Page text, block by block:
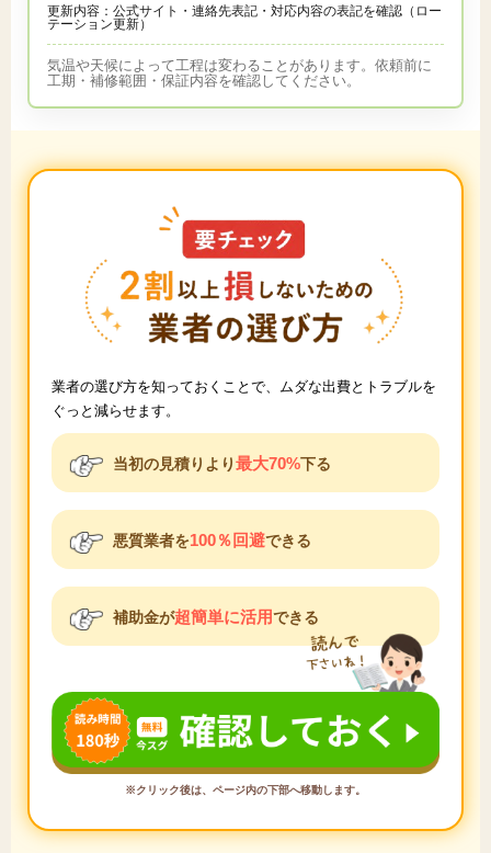
更新内容：公式サイト・連絡先表記・対応内容の表記を確認（ロー
テーション更新）
気温や天候によって工程は変わることがあります。依頼前に
工期・補修範囲・保証内容を確認してください。
業者の選び方を知っておくことで、ムダな出費とトラブルを
ぐっと減らせます。
当初の見積りより最大70%下る
悪質業者を100％回避できる
補助金が超簡単に活用できる
※クリック後は、ページ内の下部へ移動します。